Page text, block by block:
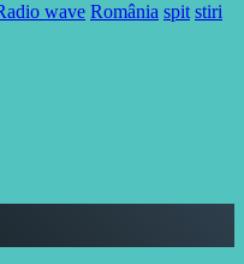
wave România spit stiri